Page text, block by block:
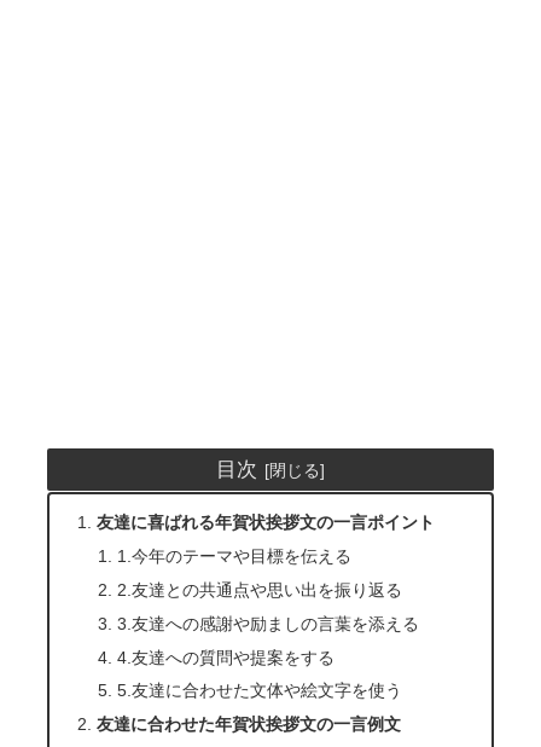
目次
友達に喜ばれる年賀状挨拶文の一言ポイント
1.今年のテーマや目標を伝える
2.友達との共通点や思い出を振り返る
3.友達への感謝や励ましの言葉を添える
4.友達への質問や提案をする
5.友達に合わせた文体や絵文字を使う
友達に合わせた年賀状挨拶文の一言例文